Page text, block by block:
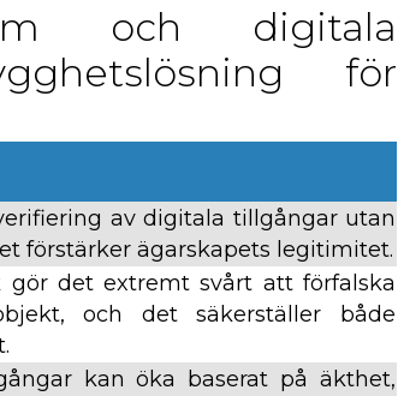
och digitala
för
av digitala tillgångar utan
förstärker ägarskapets legitimitet.
gör det extremt svårt att förfalska
och det säkerställer både
kan öka baserat på äkthet,